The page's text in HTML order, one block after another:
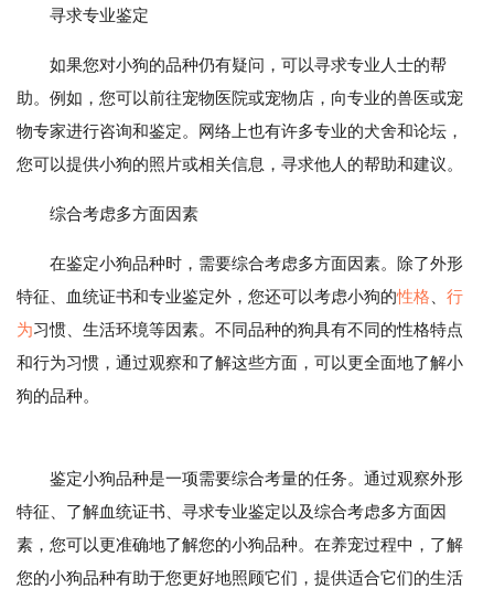
寻求专业鉴定
如果您对小狗的品种仍有疑问，可以寻求专业人士的帮
助。例如，您可以前往宠物医院或宠物店，向专业的兽医或宠
物专家进行咨询和鉴定。网络上也有许多专业的犬舍和论坛，
您可以提供小狗的照片或相关信息，寻求他人的帮助和建议。
综合考虑多方面因素
在鉴定小狗品种时，需要综合考虑多方面因素。除了外形
特征、血统证书和专业鉴定外，您还可以考虑小狗的性格
行
为习惯、生活环境等因素。不同品种的狗具有不同的性格特点
和行为习惯，通过观察和了解这些方面，可以更全面地了解小
狗的品种。
鉴定小狗品种是一项需要综合考量的任务。通过观察外形
特征、了解血统证书、寻求专业鉴定以及综合考虑多方面因
素，您可以更准确地了解您的小狗品种。在养宠过程中，了解
您的小狗品种有助于您更好地照顾它们，提供适合它们的生活